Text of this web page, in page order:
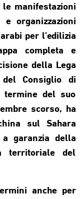
manifestazioni
organizzazioni
per l’edilizia
completa e
della Lega
Consiglio di
termine del suo
scorso, ha
sul Sahara
garanzia della
territoriale del
anche per